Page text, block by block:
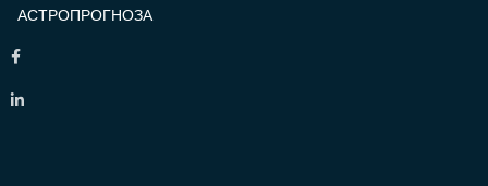
АСТРОПРОГНОЗА